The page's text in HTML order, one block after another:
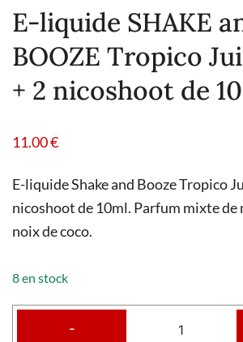
E-liquide SHAKE
BOOZE Tropico
+ 2 nicoshoot de
11.00€
E-liquide Shake and Booze Tropico
nicoshoot de 10ml. Parfum mixte de
noix de coco.
8 en stock
-